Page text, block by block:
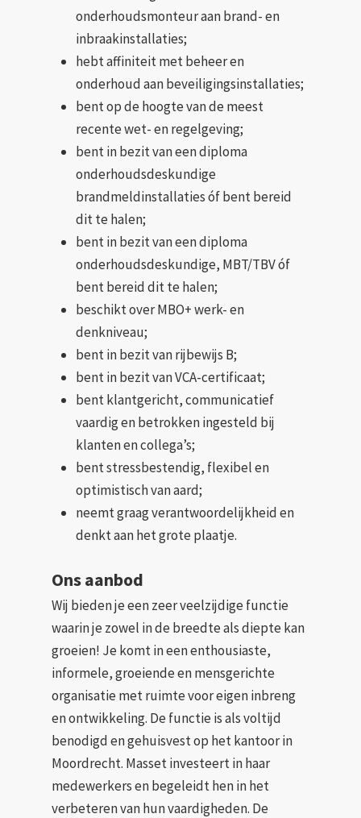
onderhoudsmonteur aan brand- en
inbraakinstallaties;
hebt affiniteit met beheer en
onderhoud aan beveiligingsinstallaties;
bent op de hoogte van de meest
recente wet- en regelgeving;
bent in bezit van een diploma
onderhoudsdeskundige
brandmeldinstallaties óf bent bereid
dit te halen;
bent in bezit van een diploma
onderhoudsdeskundige, MBT/TBV óf
bent bereid dit te halen;
beschikt over MBO+ werk- en
denkniveau;
bent in bezit van rijbewijs B;
bent in bezit van VCA-certificaat;
bent klantgericht, communicatief
vaardig en betrokken ingesteld bij
klanten en collega’s;
bent stressbestendig, flexibel en
optimistisch van aard;
neemt graag verantwoordelijkheid en
denkt aan het grote plaatje.
Ons aanbod
Wij bieden je een zeer veelzijdige functie
waarin je zowel in de breedte als diepte kan
groeien! Je komt in een enthousiaste,
informele, groeiende en mensgerichte
organisatie met ruimte voor eigen inbreng
en ontwikkeling. De functie is als voltijd
benodigd en gehuisvest op het kantoor in
Moordrecht. Masset investeert in haar
medewerkers en begeleidt hen in het
verbeteren van hun vaardigheden. De